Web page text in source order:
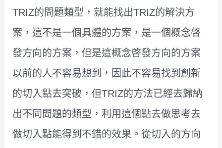
TRIZ的問題類型，就能找出TRIZ的解決方
案，這不是一個具體的方案，是一個概念啓
發方向的方案，但是這概念啓發方向的方案
以前的人不容易想到，因此不容易找到創新
的切入點去突破，但TRIZ的方法已經去歸納
出不同問題的類型，利用這個點去做思考去
做切入點能得到不錯的效果。從切入的方向